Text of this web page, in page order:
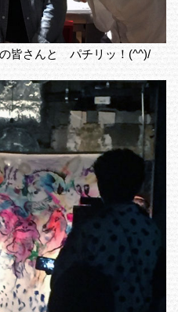
皆さんと パチリッ！(^^)/